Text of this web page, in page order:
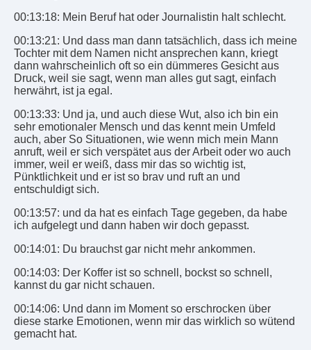
00:13:18: Mein Beruf hat oder Journalistin halt schlecht.
00:13:21: Und dass man dann tatsächlich, dass ich meine
Tochter mit dem Namen nicht ansprechen kann, kriegt
dann wahrscheinlich oft so ein dümmeres Gesicht aus
Druck, weil sie sagt, wenn man alles gut sagt, einfach
herwährt, ist ja egal.
00:13:33: Und ja, und auch diese Wut, also ich bin ein
sehr emotionaler Mensch und das kennt mein Umfeld
auch, aber So Situationen, wie wenn mich mein Mann
anruft, weil er sich verspätet aus der Arbeit oder wo auch
immer, weil er weiß, dass mir das so wichtig ist,
Pünktlichkeit und er ist so brav und ruft an und
entschuldigt sich.
00:13:57: und da hat es einfach Tage gegeben, da habe
ich aufgelegt und dann haben wir doch gepasst.
00:14:01: Du brauchst gar nicht mehr ankommen.
00:14:03: Der Koffer ist so schnell, bockst so schnell,
kannst du gar nicht schauen.
00:14:06: Und dann im Moment so erschrocken über
diese starke Emotionen, wenn mir das wirklich so wütend
gemacht hat.